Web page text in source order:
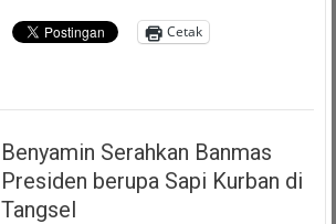
Cetak
Benyamin Serahkan Banmas
Presiden berupa Sapi Kurban di
Tangsel